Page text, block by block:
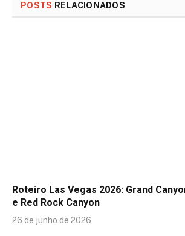
POSTS RELACIONADOS
Roteiro Las Vegas 2026: Grand
e Red Rock Canyon
26 de junho de 2026